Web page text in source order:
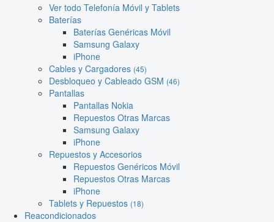
Ver todo Telefonía Móvil y Tablets
Baterías
Baterías Genéricas Móvil
Samsung Galaxy
iPhone
Cables y Cargadores (45)
Desbloqueo y Cableado GSM (46)
Pantallas
Pantallas Nokia
Repuestos Otras Marcas
Samsung Galaxy
iPhone
Repuestos y Accesorios
Repuestos Genéricos Móvil
Repuestos Otras Marcas
iPhone
Tablets y Repuestos (18)
Reacondicionados